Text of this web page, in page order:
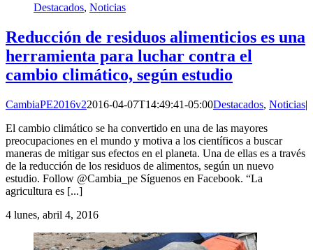
Destacados, Noticias
Reducción de residuos alimenticios es una
herramienta para luchar contra el
cambio climático, según estudio
CambiaPE2016v22016-04-07T14:49:41-05:00Destacados, Noticias|
El cambio climático se ha convertido en una de las mayores
preocupaciones en el mundo y motiva a los científicos a buscar
maneras de mitigar sus efectos en el planeta. Una de ellas es a través
de la reducción de los residuos de alimentos, según un nuevo
estudio. Follow @Cambia_pe Síguenos en Facebook. “La
agricultura es [...]
4 lunes, abril 4, 2016